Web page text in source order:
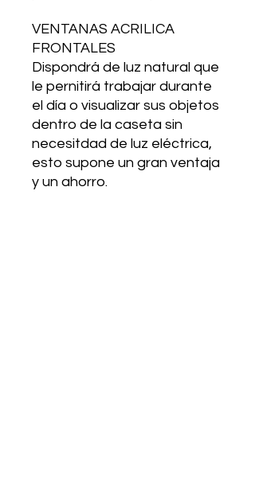
VENTANAS ACRILICA
FRONTALES
Dispondrá de luz natural que
le pernitirá trabajar durante
el día o visualizar sus objetos
dentro de la caseta sin
necesitdad de luz eléctrica,
esto supone un gran ventaja
y un ahorro.